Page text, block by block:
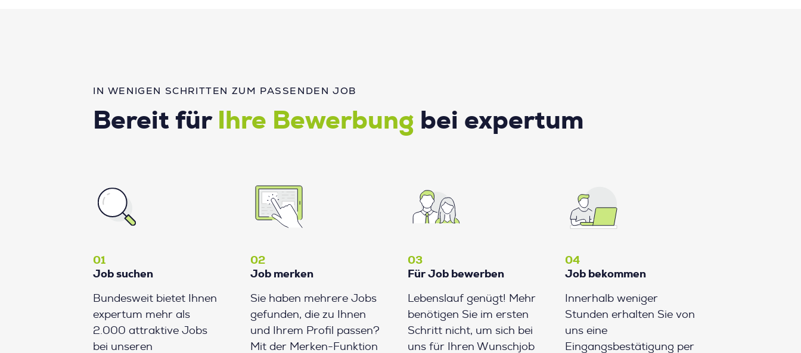
IN WENIGEN SCHRITTEN ZUM PASSENDEN JOB
Bereit für Ihre Bewerbung bei expertum
01
Job suchen
Bundesweit bietet Ihnen
expertum mehr als
2.000 attraktive Jobs
bei unseren
02
Job merken
Sie haben mehrere Jobs
gefunden, die zu Ihnen
und Ihrem Profil passen?
Mit der Merken-Funktion
03
Für Job bewerben
Lebenslauf genügt! Mehr
benötigen Sie im ersten
Schritt nicht, um sich bei
uns für Ihren Wunschjob
04
Job bekommen
Innerhalb weniger
Stunden erhalten Sie von
uns eine
Eingangsbestätigung per